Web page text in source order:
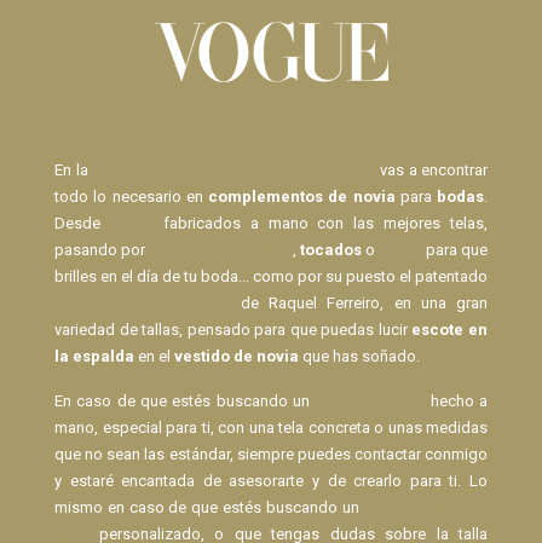
En la
vas a encontrar
todo lo necesario en complementos de novia para bodas.
Desde
fabricados a mano con las mejores telas,
pasando por
,tocados o
para que
brilles en el día de tu boda... como por su puesto el patentado
de Raquel Ferreiro, en una gran
variedad de tallas, pensado para que puedas lucir escote en
la espalda en el vestido de novia que has soñado.
En caso de que estés buscando un
hecho a
mano, especial para ti, con una tela concreta o unas medidas
que no sean las estándar, siempre puedes contactar conmigo
y estaré encantada de asesorarte y de crearlo para ti. Lo
mismo en caso de que estés buscando un
personalizado, o que tengas dudas sobre la talla